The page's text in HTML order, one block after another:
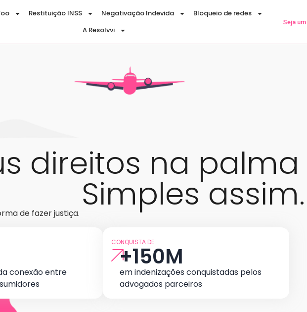
Restituição INSS Negativação Indevida
Bloqueio de redes
A Resolvvi
Seja
direitos na
Simples assim.
de fazer justiça.
conexão entre
CONQUISTA DE
em indenizações conquistadas pelos
advogados parceiros
+150M